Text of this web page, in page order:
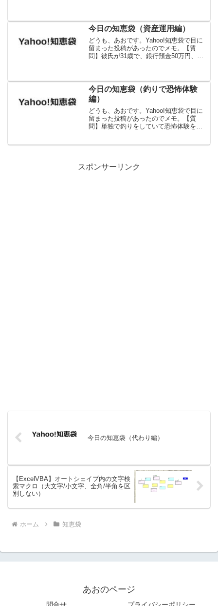
っていたのでちょっと...
今日の知恵袋（資産運用編）
どうも、あおです。Yahoo!知恵袋で目に
留まった投稿があったのでメモ。【質
問】彼氏が31歳で、銀行預金50万円、株
なんでしょうか？私はあまり金融知識が
無く、不安の...
今日の知恵袋（釣りで恐怖体験
編）
どうも、あおです。Yahoo!知恵袋で目に
留まった投稿があったのでメモ。【質
問】単独で釣りをしていて恐怖体験をし
スポンサーリンク
今日の知恵袋（代わり編）
【ExcelVBA】オートシェイプ内の文字検
索マクロ（大文字/小文字、全角/半角を区
別しない）
ホーム 知恵袋
あおのページ